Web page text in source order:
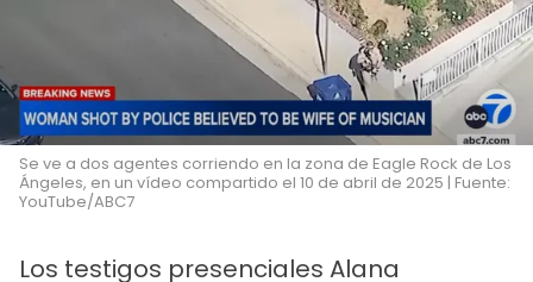
Se ve a dos agentes corriendo en la zona de Eagle Rock de Los
Ángeles, en un vídeo compartido el 10 de abril de 2025 | Fuente:
YouTube/ABC7
Los testigos presenciales Alana